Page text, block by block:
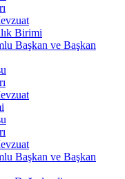
Birimi
Başkan ve Başkan
Başkan ve Başkan